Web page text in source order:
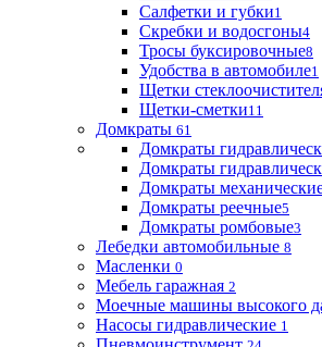
Салфетки и губки1
Скребки и водосгоны4
Тросы буксировочные8
Удобства в автомобиле1
Щетки
Щетки-сметки11
Домкраты 61
Домкраты
Домкраты
Домкраты
Домкраты реечные5
Домкраты ромбовые3
Лебедки автомобильные 8
Масленки 0
Мебель гаражная 2
Моечные машины высокого
Насосы гидравлические 1